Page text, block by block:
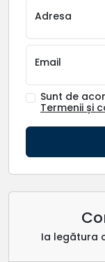
Adresa
Email
Sunt de
Termenii și
Ia legătura